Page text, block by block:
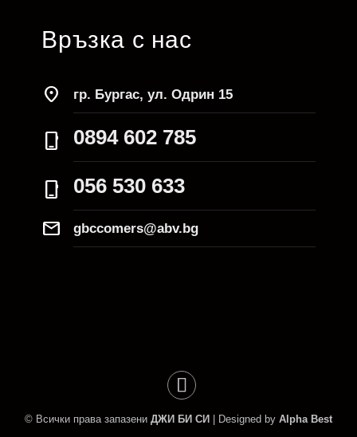
Връзка с нас
location_on гр. Бургас, ул. Одрин 15
phone_iphone 0894 602 785
phone_iphone 056 530 633
Mail gbccomers@abv.bg
© Всички права запазени ДЖИ БИ СИ | Designed by Alpha Best